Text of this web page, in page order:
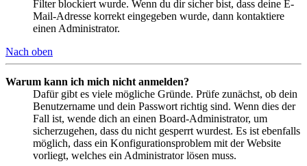
Filter blockiert wurde. Wenn du dir sicher bist, dass deine E-
Mail-Adresse korrekt eingegeben wurde, dann kontaktiere
einen Administrator.
Nach oben
Warum kann ich mich nicht anmelden?
Dafür gibt es viele mögliche Gründe. Prüfe zunächst, ob dein
Benutzername und dein Passwort richtig sind. Wenn dies der
Fall ist, wende dich an einen Board-Administrator, um
sicherzugehen, dass du nicht gesperrt wurdest. Es ist ebenfalls
möglich, dass ein Konfigurationsproblem mit der Website
vorliegt, welches ein Administrator lösen muss.